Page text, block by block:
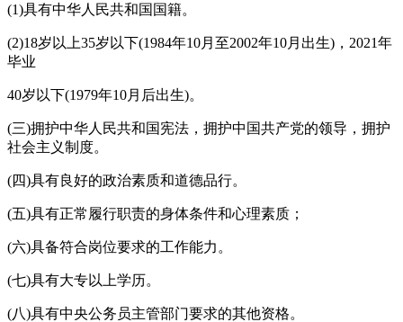
(1)具有中华人民共和国国籍。
(2)18岁以上35岁以下(1984年10月至2002年10月出生)，2021年
毕业
40岁以下(1979年10月后出生)。
(三)拥护中华人民共和国宪法，拥护中国共产党的领导，拥护
社会主义制度。
(四)具有良好的政治素质和道德品行。
(五)具有正常履行职责的身体条件和心理素质；
(六)具备符合岗位要求的工作能力。
(七)具有大专以上学历。
(八)具有中央公务员主管部门要求的其他资格。